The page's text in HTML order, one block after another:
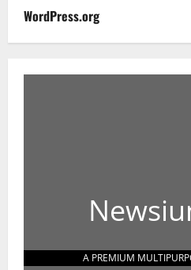
WordPress.org
A PREMIUM